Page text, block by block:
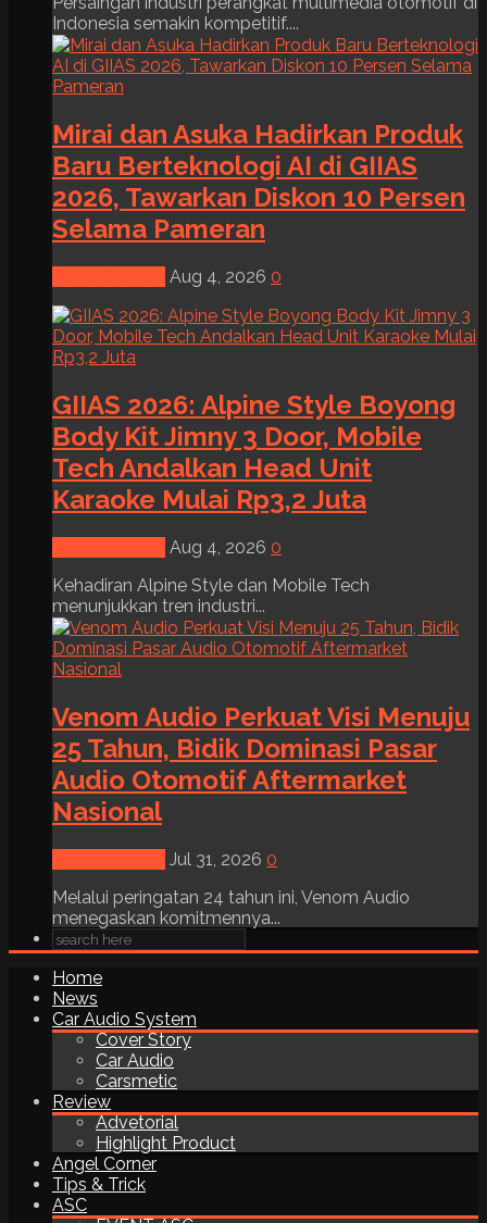
Indonesia semakin kompetitif....
Mirai dan Asuka Hadirkan Produk
Baru Berteknologi AI di GIIAS
2026, Tawarkan Diskon 10 Persen
Selama Pameran
Aug 4, 2026 0
GIIAS 2026: Alpine Style Boyong
Body Kit Jimny 3 Door, Mobile
Tech Andalkan Head Unit
Karaoke Mulai Rp3,2 Juta
Aug 4, 2026 0
Kehadiran Alpine Style dan Mobile Tech
menunjukkan tren industri...
Venom Audio Perkuat Visi Menuju
25 Tahun, Bidik Dominasi Pasar
Audio Otomotif Aftermarket
Nasional
Jul 31, 2026 0
Melalui peringatan 24 tahun ini, Venom Audio
menegaskan komitmennya...
Home
News
Car Audio System
Cover Story
Car Audio
Carsmetic
Review
Advetorial
Highlight Product
Angel Corner
Tips & Trick
ASC